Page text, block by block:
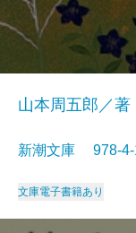
山本周五郎／著
新潮文庫 978-
文庫電子書籍あり